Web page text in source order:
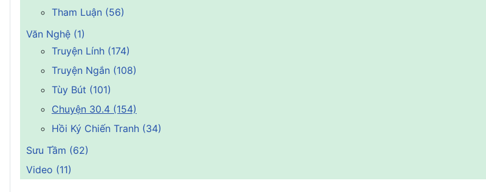
Tham Luận (56)
Văn Nghệ (1)
Truyện Lính (174)
Truyện Ngắn (108)
Tùy Bút (101)
Chuyện 30.4 (154)
Hồi Ký Chiến Tranh (34)
Sưu Tầm (62)
Video (11)